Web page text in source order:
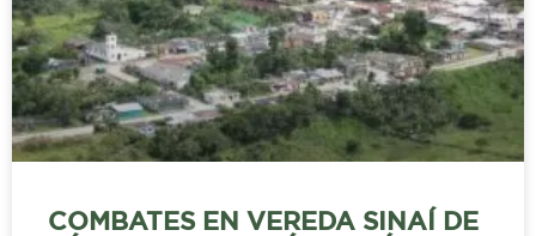
COMBATES EN VEREDA SINAÍ DE